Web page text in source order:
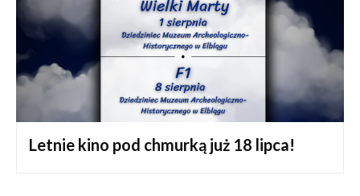
Letnie kino pod chmurką już 18 lipca!